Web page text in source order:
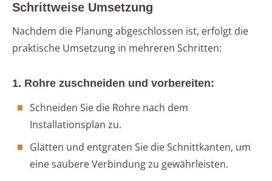
Schrittweise Umsetzung
Nachdem die Planung abgeschlossen ist, erfolgt die
praktische Umsetzung in mehreren Schritten:
1. Rohre zuschneiden und vorbereiten:
Schneiden Sie die Rohre nach dem
Installationsplan zu.
Glätten und entgraten Sie die Schnittkanten, um
eine saubere Verbindung zu gewährleisten.